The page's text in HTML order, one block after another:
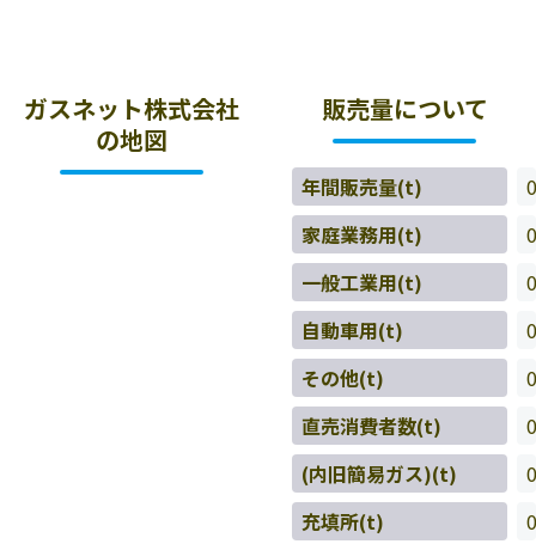
ガスネット株式会社
の地図
販売量について
年間販売量(t)
0
家庭業務用(t)
0
一般工業用(t)
0
自動車用(t)
0
その他(t)
0
直売消費者数(t)
0
(内旧簡易ガス)(t)
0
充填所(t)
0